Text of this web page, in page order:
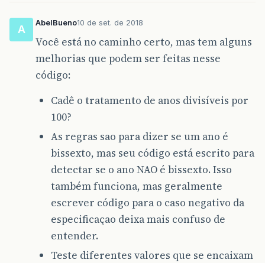
A
AbelBueno10 de set. de 2018
Você está no caminho certo, mas tem alguns
melhorias que podem ser feitas nesse
código:
Cadê o tratamento de anos divisíveis por
100?
As regras sao para dizer se um ano é
bissexto, mas seu código está escrito para
detectar se o ano NAO é bissexto. Isso
também funciona, mas geralmente
escrever código para o caso negativo da
especificaçao deixa mais confuso de
entender.
Teste diferentes valores que se encaixam